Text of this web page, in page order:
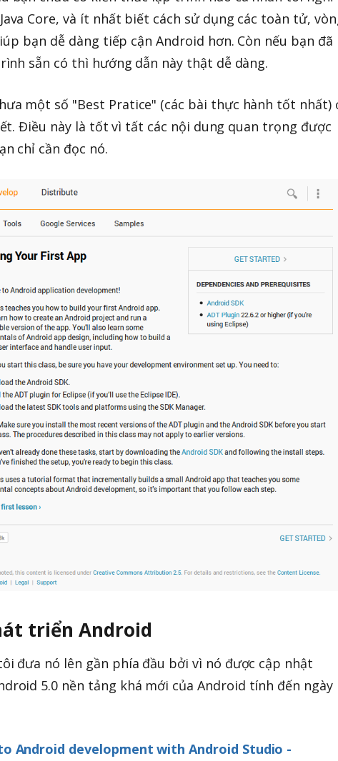
Core, và ít nhất biết cách sử dụng các toàn tử,
bạn dễ dàng tiếp cận Android hơn. Còn nếu bạn đã
sẵn có thì hướng dẫn này thật dễ dàng.
một số "Best Pratice" (các bài thực hành tốt nhất)
Điều này là tốt vì tất các nội dung quan trọng được
chỉ cần đọc nó.
triển Android
đưa nó lên gần phía đầu bởi vì nó được cập nhật
5.0 nền tảng khá mới của Android tính đến ngày
Android development with Android Studio -